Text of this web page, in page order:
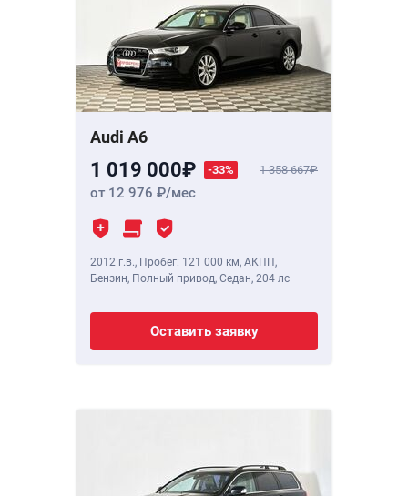
Audi A6
1 019 000 -33% 1 358 667
от 12 976 /мес
2012 г.в., Пробег: 121 000 км, АКПП,
Бензин, Полный привод, Седан, 204 лс
Оставить заявку